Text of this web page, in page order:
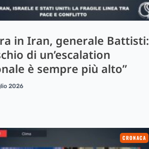
in Iran, generale Battisti:
di un’escalation
è sempre più alto”
2026
CRONACA